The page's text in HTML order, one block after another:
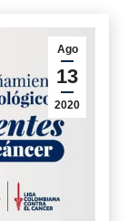
Ago
13
2020